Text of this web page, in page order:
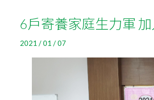
6戶寄養家庭生力軍
2021 / 01 / 07